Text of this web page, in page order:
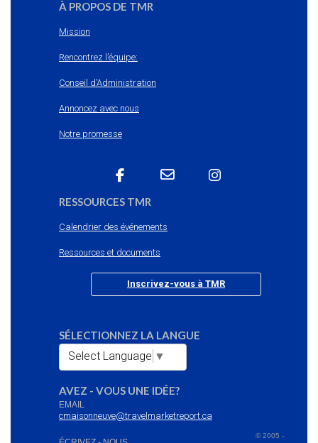
À PROPOS DE TMR
Mission
Rencontrez l’équipe:
Conseil d’Administration
Annoncez avec nous
Notre promesse
RESSOURCES TMR
Calendrier des événements
Ressources et documents
Inscrivez-vous à TMR
SÉLECTIONNEZ LA LANGUE
Select Language ▼
AVEZ - VOUS UNE IDÉE?
EMAIL
cmaisonneuve@travelmarketreport.ca
© 2005 -